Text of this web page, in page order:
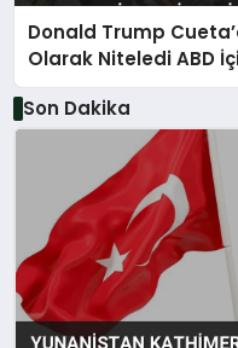
Donald Trump
Olarak Niteledi ABD
Son Dakika